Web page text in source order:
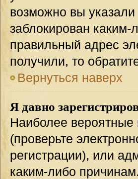
возможно вы
заблокирован
правильный адрес
получили, то
Вернуться наверх
Я давно
Наиболее
(проверьте
регистрации), или
каким-либо